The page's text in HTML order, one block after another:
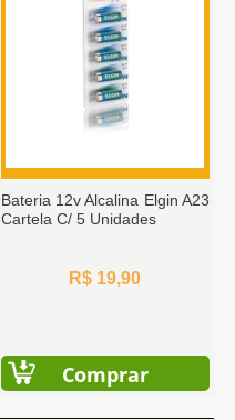
Bateria 12v Alcalina Elgin A23
Cartela C/ 5 Unidades
R$ 19,90
Comprar